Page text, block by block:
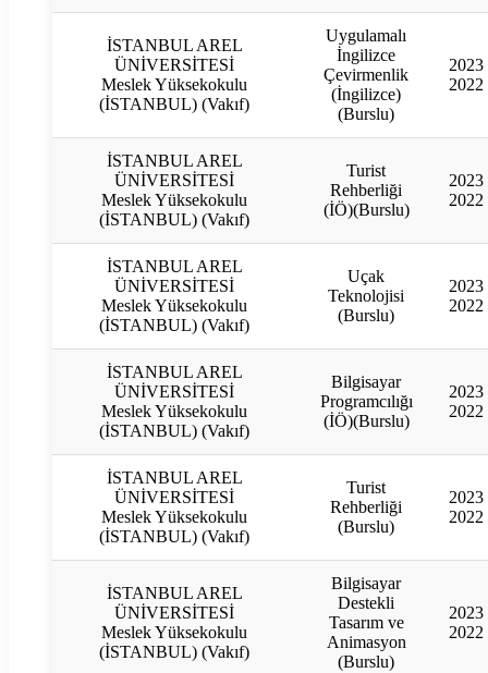
İSTANBUL AREL
ÜNİVERSİTESİ
Meslek Yüksekokulu
(İSTANBUL) (Vakıf)
Uygulamalı
İngilizce
Çevirmenlik
(İngilizce)
(Burslu)
2023
2022
İSTANBUL AREL
ÜNİVERSİTESİ
Meslek Yüksekokulu
(İSTANBUL) (Vakıf)
Turist
Rehberliği
(İÖ)(Burslu)
2023
2022
İSTANBUL AREL
ÜNİVERSİTESİ
Meslek Yüksekokulu
(İSTANBUL) (Vakıf)
Uçak
Teknolojisi
(Burslu)
2023
2022
İSTANBUL AREL
ÜNİVERSİTESİ
Meslek Yüksekokulu
(İSTANBUL) (Vakıf)
Bilgisayar
Programcılığı
(İÖ)(Burslu)
2023
2022
İSTANBUL AREL
ÜNİVERSİTESİ
Meslek Yüksekokulu
(İSTANBUL) (Vakıf)
Turist
Rehberliği
(Burslu)
2023
2022
İSTANBUL AREL
ÜNİVERSİTESİ
Meslek Yüksekokulu
(İSTANBUL) (Vakıf)
Bilgisayar
Destekli
Tasarım ve
Animasyon
(Burslu)
2023
2022